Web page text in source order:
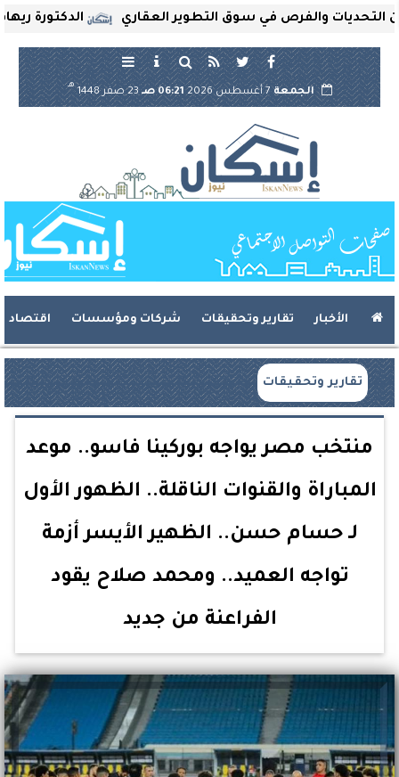
الدكتورة ريهام والفرص في سوق التطوير العقاري
الجمعة7 أغسطس 2026 06:21 صـ 23 صفر 1448
هـ
الأخبار تقارير وتحقيقات شركات ومؤسسات اقتصاد
تقارير وتحقيقات
منتخب مصر يواجه بوركينا فاسو.. موعد
المباراة والقنوات الناقلة.. الظهور الأول
لـ حسام حسن.. الظهير الأيسر أزمة
تواجه العميد.. ومحمد صلاح يقود
الفراعنة من جديد